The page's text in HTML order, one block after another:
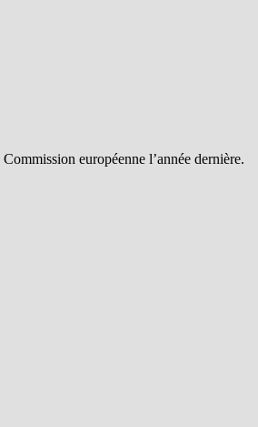
européenne l’année dernière.